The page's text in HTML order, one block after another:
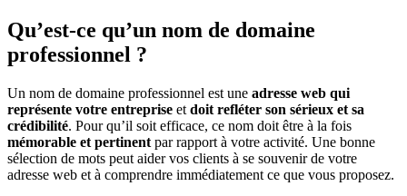
Qu’est-ce qu’un nom de domaine
professionnel ?
Un nom de domaine professionnel est une adresse web qui
représente votre entreprise et doit refléter son sérieux et sa
crédibilité. Pour qu’il soit efficace, ce nom doit être à la fois
mémorable et pertinent par rapport à votre activité. Une bonne
sélection de mots peut aider vos clients à se souvenir de votre
adresse web et à comprendre immédiatement ce que vous proposez.